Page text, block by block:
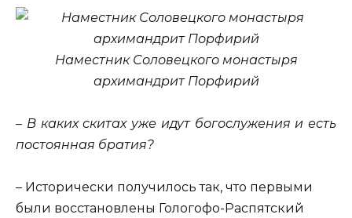
Наместник Соловецкого монастыря
архимандрит Порфирий
– В каких скитах уже идут богослужения и есть
постоянная братия?
– Исторически получилось так, что первыми
были восстановлены Гологофо-Распятский